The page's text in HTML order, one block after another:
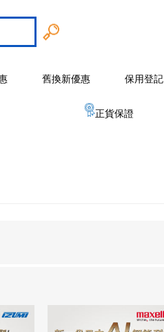
手持吸入器
舊換新優惠 保用登記
正貨保證